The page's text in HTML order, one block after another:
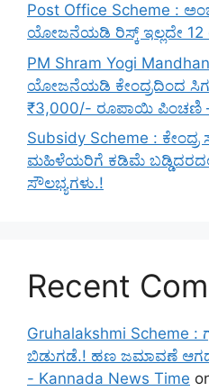
Post Office Scheme :
ಯೋಜನೆಯಡಿ ರಿಸ್ಕ್‌ ಇಲ್ಲದೇ 12
PM Shram Yogi
ಯೋಜನೆಯಡಿ ಕೇಂದ್ರದಿಂದ
₹3,000/- ರೂಪಾಯಿ ಪಿಂಚಣಿ
Subsidy Scheme :
ಮಹಿಳೆಯರಿಗೆ ಕಡಿಮೆ
ಸೌಲಭ್ಯಗಳು.!
Recent
Gruhalakshmi Scheme :
ಬಿಡುಗಡೆ.! ಹಣ ಜಮಾವಣೆ
- Kannada News Time